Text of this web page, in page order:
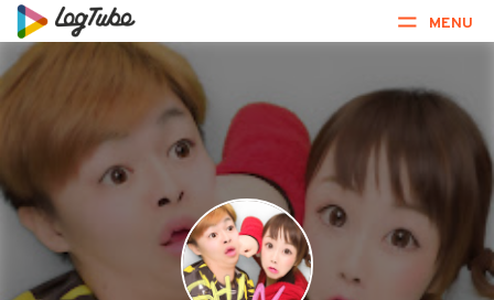
MENU